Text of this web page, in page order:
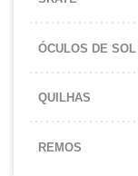
ÓCULOS DE SOL
QUILHAS
REMOS